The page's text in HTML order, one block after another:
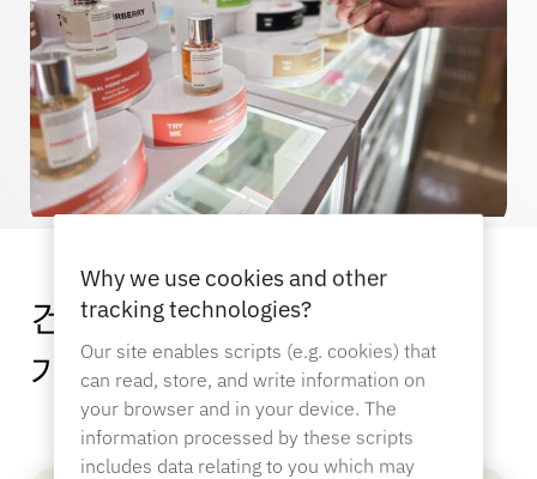
건강 및 뷰티 소매업을 위한
가장 포괄적인 솔루션
Why we use cookies and other
tracking technologies?
Our site enables scripts (e.g. cookies) that
can read, store, and write information on
your browser and in your device. The
information processed by these scripts
includes data relating to you which may